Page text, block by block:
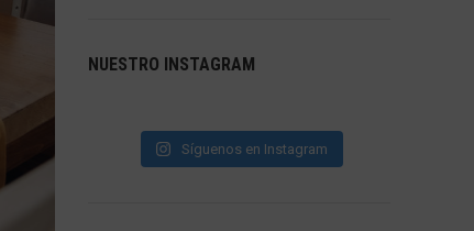
NUESTRO INSTAGRAM
Síguenos en Instagram